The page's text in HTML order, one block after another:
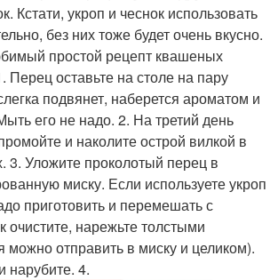
Кстати, укроп и чеснок использовать
без них тоже будет очень вкусно.
простой рецепт квашеных
Перец оставьте на столе на пару
подвянет, наберется ароматом и
его не надо. 2. На третий день
и наколите острой вилкой в
3. Уложите проколотый перец в
миску. Если используете укроп
приготовить и перемешать с
очистите, нарежьте толстыми
можно отправить в миску и целиком).
нарубите. 4.